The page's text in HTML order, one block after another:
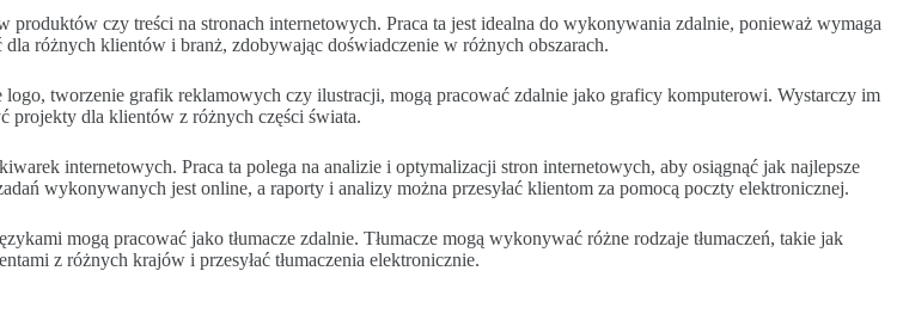
czy treści na stronach internetowych. Praca ta jest idealna do wykonywania zdalnie, ponieważ wymaga
różnych klientów i branż, zdobywając doświadczenie w różnych obszarach.
tworzenie grafik reklamowych czy ilustracji, mogą pracować zdalnie jako graficy komputerowi. Wystarczy im
projekty dla klientów z różnych części świata.
internetowych. Praca ta polega na analizie i optymalizacji stron internetowych, aby osiągnąć jak najlepsze
wykonywanych jest online, a raporty i analizy można przesyłać klientom za pomocą poczty elektronicznej.
mogą pracować jako tłumacze zdalnie. Tłumacze mogą wykonywać różne rodzaje tłumaczeń, takie jak
z różnych krajów i przesyłać tłumaczenia elektronicznie.